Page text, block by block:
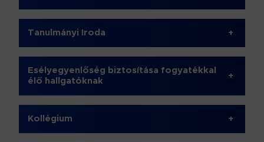
Tanulmányi Iroda +
Esélyegyenlőség biztosítása fogyatékkal
élő hallgatóknak
+
Kollégium +